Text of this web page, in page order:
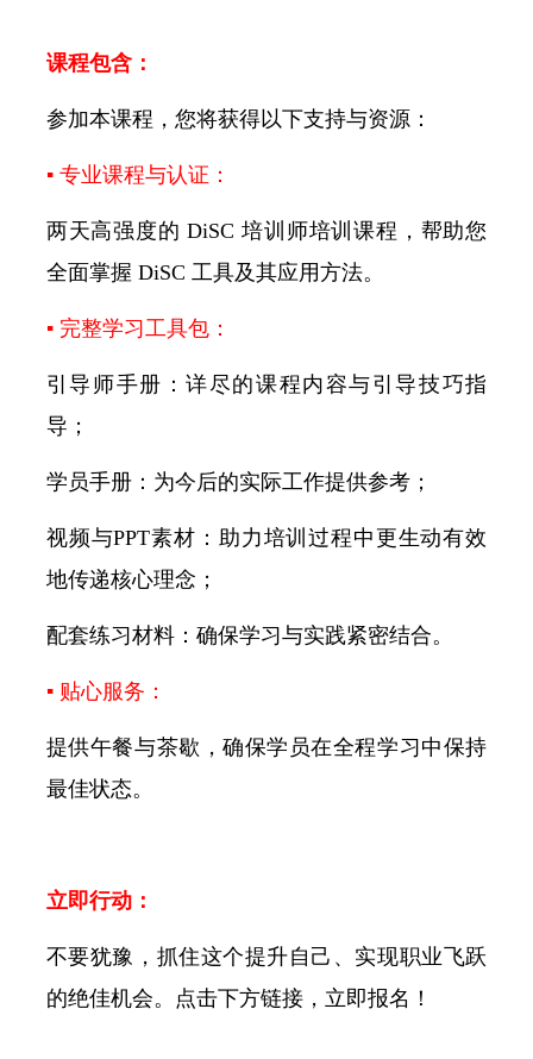
课程包含：
参加本课程，您将获得以下支持与资源：
▪ 专业课程与认证：
两天高强度的 DiSC 培训师培训课程，帮助您
全面掌握 DiSC 工具及其应用方法。
▪ 完整学习工具包：
引导师手册：详尽的课程内容与引导技巧指
导；
学员手册：为今后的实际工作提供参考；
视频与PPT素材：助力培训过程中更生动有效
地传递核心理念；
配套练习材料：确保学习与实践紧密结合。
▪ 贴心服务：
提供午餐与茶歇，确保学员在全程学习中保持
最佳状态。
立即行动：
不要犹豫，抓住这个提升自己、实现职业飞跃
的绝佳机会。点击下方链接，立即报名！